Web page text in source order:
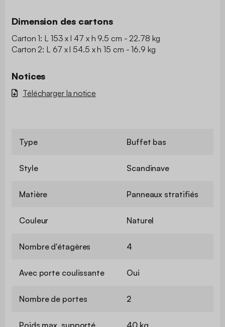
Dimension des cartons
Carton 1: L 153 x l 47 x h 9.5 cm - 22.78 kg
Carton 2: L 67 x l 54.5 x h 15 cm - 16.9 kg
Notices
Télécharger la notice
Type Buffet bas
Style Scandinave
Matière Panneaux stratifiés
Couleur Naturel
Nombre d'étagères 4
Avec porte coulissante Oui
Nombre de portes 2
Poids max. supporté 40 kg